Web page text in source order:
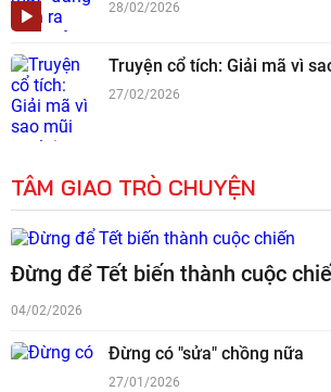
28/02/2026
Truyện cổ tích: Giải mã vì
27/02/2026
TÂM GIAO TRÒ CHUYỆN
Đừng để Tết biến thành cuộc
04/02/2026
Đừng có "sửa" chồng nữa
27/01/2026